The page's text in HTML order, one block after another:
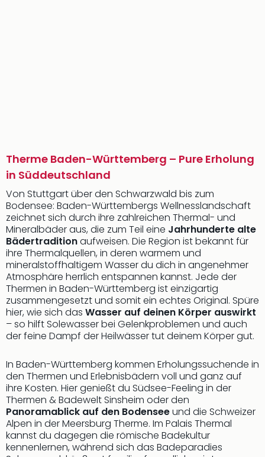
Therme Baden-Württemberg – Pure Erholung
in Süddeutschland
Von Stuttgart über den Schwarzwald bis zum
Bodensee: Baden-Württembergs Wellnesslandschaft
zeichnet sich durch ihre zahlreichen Thermal- und
Mineralbäder aus, die zum Teil eine Jahrhunderte alte
Bädertraditionaufweisen. Die Region ist bekannt für
ihre Thermalquellen, in deren warmem und
mineralstoffhaltigem Wasser du dich in angenehmer
Atmosphäre herrlich entspannen kannst. Jede der
Thermen in Baden-Württemberg ist einzigartig
zusammengesetzt und somit ein echtes Original. Spüre
hier, wie sich das Wasser auf deinen Körper auswirkt
– so hilft Solewasser bei Gelenkproblemen und auch
der feine Dampf der Heilwässer tut deinem Körper gut.
In Baden-Württemberg kommen Erholungssuchende in
den Thermen und Erlebnisbädern voll und ganz auf
ihre Kosten. Hier genießt du Südsee-Feeling in der
Thermen & Badewelt Sinsheim oder den
Panoramablick auf den Bodenseeund die Schweizer
Alpen in der Meersburg Therme. Im Palais Thermal
kannst du dagegen die römische Badekultur
kennenlernen, während sich das Badeparadies